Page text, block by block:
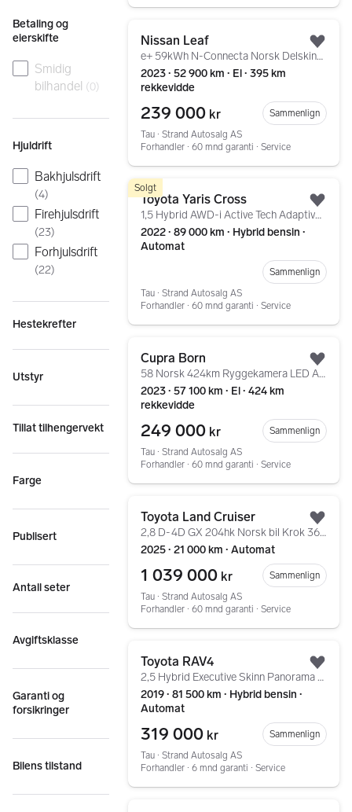
Betaling og
eierskifte
Smidig
bilhandel (0)
Hjuldrift
Bakhjulsdrift
(4)
Firehjulsdrift
(23)
Forhjulsdrift
(22)
Hestekrefter
Utstyr
Tillat tilhengervekt
Farge
Publisert
Antall seter
Avgiftsklasse
Garanti og
forsikringer
Bilens tilstand
Nissan Leaf
e+ 59kWh N-Connecta Norsk Delskinn 360Kamera ACC
2023 ∙ 52 900 km ∙ El ∙ 395 km
rekkevidde
239 000 kr
Sammenlign
Tau ∙ Strand Autosalg AS
Forhandler ∙ 60 mnd garanti ∙ Service
Solgt
Toyota Yaris Cross
1,5 Hybrid AWD-i Active Tech AdaptivCruise Kamera LED
2022 ∙ 89 000 km ∙ Hybrid bensin ∙
Automat
Sammenlign
Tau ∙ Strand Autosalg AS
Forhandler ∙ 60 mnd garanti ∙ Service
Gå til annonsen
Cupra Born
58 Norsk 424km Ryggekamera LED AdaptivCruise Garanti
2023 ∙ 57 100 km ∙ El ∙ 424 km
rekkevidde
249 000 kr
Sammenlign
Tau ∙ Strand Autosalg AS
Forhandler ∙ 60 mnd garanti ∙ Service
Toyota Land Cruiser
2,8 D-4D GX 204hk Norsk bil Krok 360kamera ACC LED
2025 ∙ 21 000 km ∙ Automat
1 039 000 kr
Sammenlign
Tau ∙ Strand Autosalg AS
Forhandler ∙ 60 mnd garanti ∙ Service
Toyota RAV4
2,5 Hybrid Executive Skinn Panorama Ryggekamera JBL ++
2019 ∙ 81 500 km ∙ Hybrid bensin ∙
Automat
319 000 kr
Sammenlign
Tau ∙ Strand Autosalg AS
Forhandler ∙ 6 mnd garanti ∙ Service